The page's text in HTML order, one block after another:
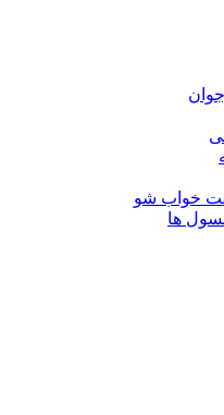
خواب شو
ها